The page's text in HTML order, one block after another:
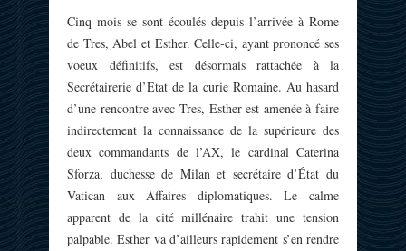
Cinq mois se sont écoulés depuis l’arrivée à Rome
de Tres, Abel et Esther. Celle-ci, ayant prononcé ses
voeux définitifs, est désormais rattachée à la
Secrétairerie d’Etat de la curie Romaine. Au hasard
d’une rencontre avec Tres, Esther est amenée à faire
indirectement la connaissance de la supérieure des
deux commandants de l’AX, le cardinal Caterina
Sforza, duchesse de Milan et secrétaire d’État du
Vatican aux Affaires diplomatiques. Le calme
apparent de la cité millénaire trahit une tension
palpable. Esther va d’ailleurs rapidement s’en rendre